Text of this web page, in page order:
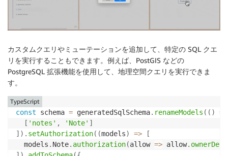
カスタムクエリやミューテーションを追加して、特定の SQL クエ
リを実行することもできます。例えば、PostGIS などの
PostgreSQL 拡張機能を使用して、地理空間クエリを実行できま
す。
const schema = generatedSqlSchema. renameModels ( ( )
=>
[ 'notes' , 'Note' ]
] ) . setAuthorization( (models) =>
[
  models
. Note. authorization(allow => allow.
TypeScript